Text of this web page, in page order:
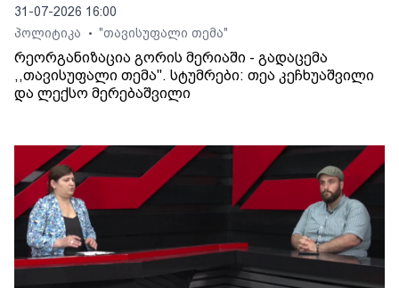
31-07-2026 16:00
პოლიტიკა
• "თავისუფალი თემა"
რეორგანიზაცია გორის მერიაში - გადაცემა
,,თავისუფალი თემა". სტუმრები: თეა კეჩხუაშვილი
და ლექსო მერებაშვილი